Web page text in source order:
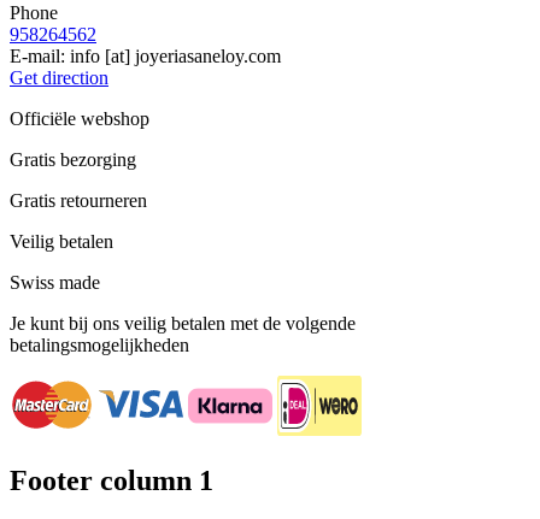
Phone
958264562
E-mail: info [at] joyeriasaneloy.com
Get direction
Officiële webshop
Gratis bezorging
Gratis retourneren
Veilig betalen
Swiss made
Je kunt bij ons veilig betalen met de volgende
betalingsmogelijkheden
Footer column 1